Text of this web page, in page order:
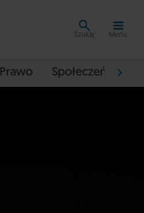
Szukaj Menu
Prawo Społeczeństwo